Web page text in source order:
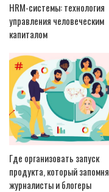
HRM-системы: технология
управления человеческим
капиталом
Где организовать запуск
продукта, который
журналисты и блогеры